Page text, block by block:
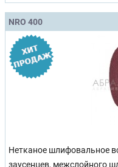
NRO 400
Нетканое шлифовальное
заусенцев, межслойного